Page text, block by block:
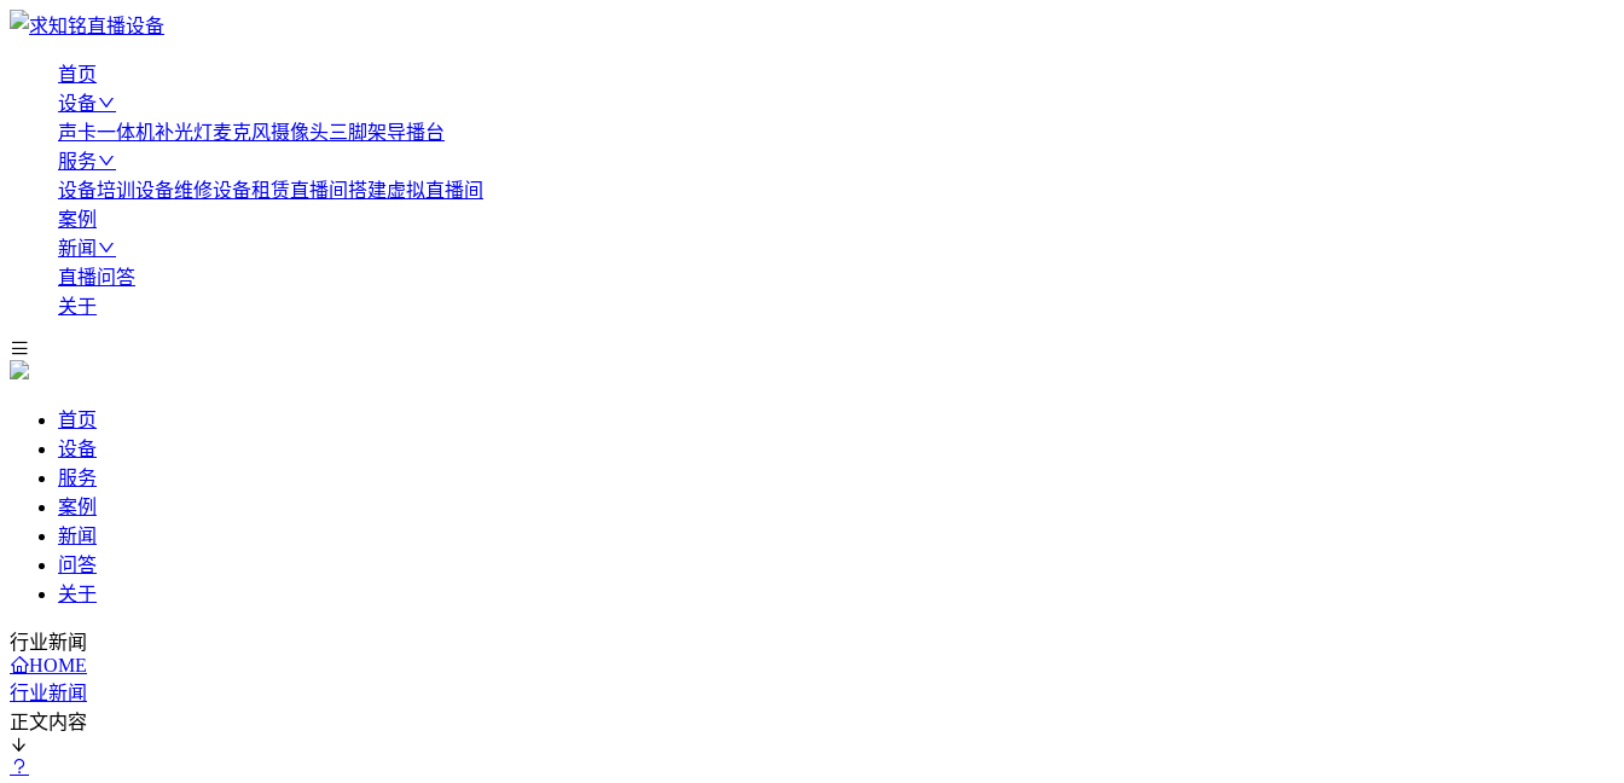
首页
设备
声卡一体机补光灯麦克风摄像头三脚架导播台
服务
设备培训 设备维修设备租赁直播间搭建虚拟直播间
案例
新闻
直播问答
关于
首页
设备
服务
案例
新闻
问答
关于
行业新闻
HOME
行业新闻
正文内容